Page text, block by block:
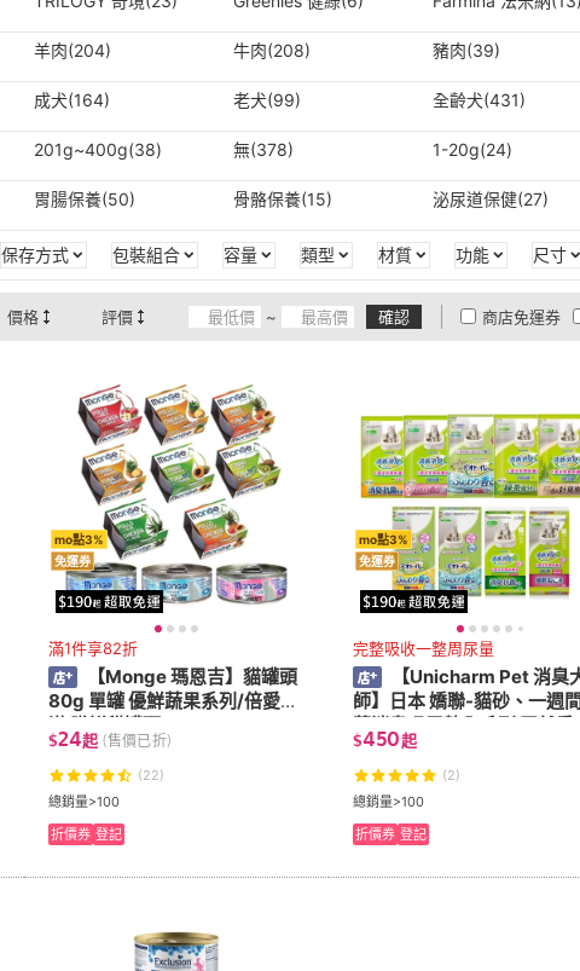
羊肉(204) 牛肉(208) 豬肉(39)
成犬(164) 老犬(99) 全齡犬(431)
201g~400g(38) 無(378) 1-20g(24)
胃腸保養(50) 骨骼保養(15) 泌尿道保健(27)
保存方式 包裝組合 容量 類型 材質 功能 尺寸
價格 評價 ~ 確認
商
商店免運券
0利率
2
及以上
mo點3%
免運券
滿1件享82折
【Monge 瑪恩吉】貓罐頭
80g 單罐 優鮮蔬果系列/倍愛滿
滿 膳鮮貓罐頭
$24起 (售價已折)
(22)
總銷量>100
折價券 登記
mo點3%
免運券
完整吸收一整周尿量
【Unicharm Pet 消臭
師】日本 嬌聯-貓砂、一週
菌消臭吸尿墊全系列 天然香
氛、 多貓用、 尿片、貓砂墊
消臭抗菌沸石砂
$450起
(2)
總銷量>100
折價券 登記